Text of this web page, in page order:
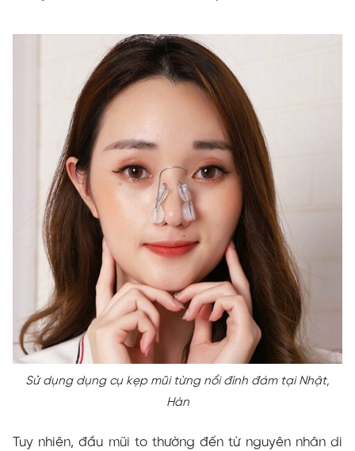
Sử dụng dụng cụ kẹp mũi từng nổi đình đám tại Nhật,
Hàn
Tuy nhiên, đầu mũi to thường đến từ nguyên nhân di